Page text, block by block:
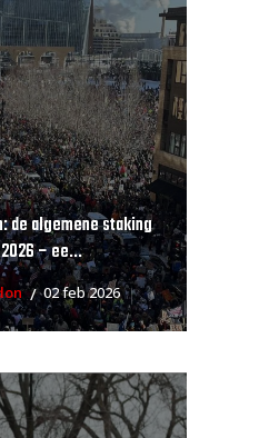
de algemene staking
– ee...
02 feb 2026